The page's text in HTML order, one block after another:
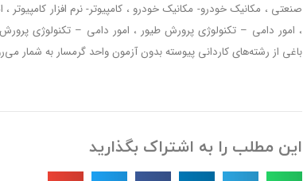
صنعتی ، مکانیک خودرو- مکانیک خودرو ، کامپیوتر- نرم افزار کامپیوتر
، امور دامی – تکنولوژی پرورش طیور ، امور دامی – تکنولوژی
باغی از رشته‌های کاردانی پیوسته بدون آزمون واحد گرمسار به شمار
این مطلب را به اشتراک بگذارید